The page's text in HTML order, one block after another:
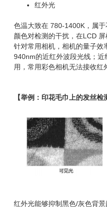
红外光
色温大致在 780-1400K，属
颜色对检测的干扰，在LCD
针对常用相机，相机的量子
940nm的近红外波段光线；
用，常用彩色相机无法接收红
【举例：印花毛巾上的发丝检
红外光能够抑制黑色/灰色背景